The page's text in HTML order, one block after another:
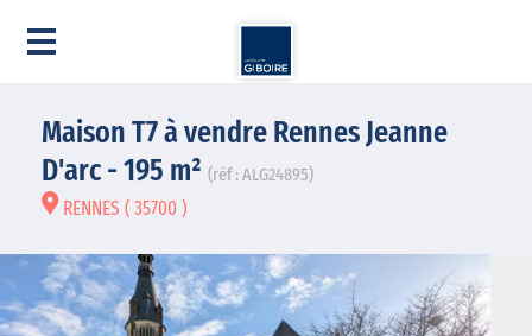
Maison T7 à vendre Rennes Jeanne
D'arc - 195 m² (réf : ALG24895)
RENNES ( 35700 )